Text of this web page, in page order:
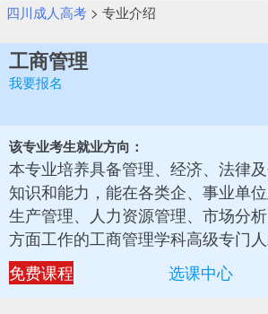
四川成人高考> 专业介绍
工商管理
我要报名
该专业考生就业方向：
本专业培养具备管理、经济、法律
知识和能力，能在各类企、事业单
生产管理、人力资源管理、市场分
方面工作的工商管理学科高级专门人
免费课程
选课中心